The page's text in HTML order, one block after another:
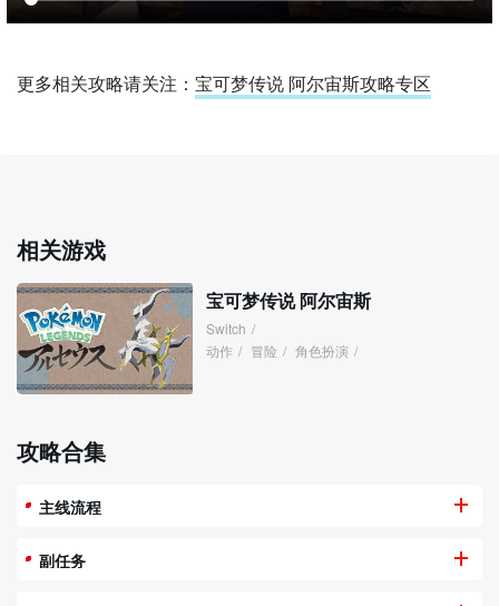
更多相关攻略请关注： 宝可梦传说 阿尔宙斯攻略专区
相关游戏
宝可梦传说 阿尔宙斯
Switch /
动作 / 冒险 / 角色扮演 /
攻略合集
主线流程
副任务